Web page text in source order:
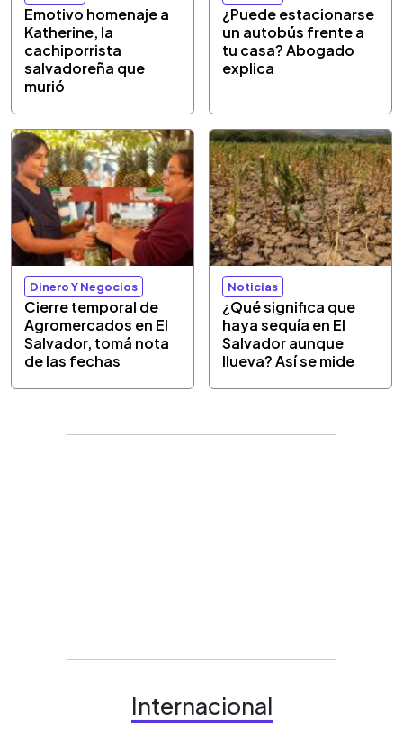
Emotivo homenaje a
Katherine, la
cachiporrista
salvadoreña que
murió
¿Puede estacionarse
un autobús frente a
tu casa? Abogado
explica
Dinero Y Negocios
Cierre temporal de
Agromercados en El
Salvador, tomá nota
de las fechas
Noticias
¿Qué significa que
haya sequía en El
Salvador aunque
llueva? Así se mide
Internacional